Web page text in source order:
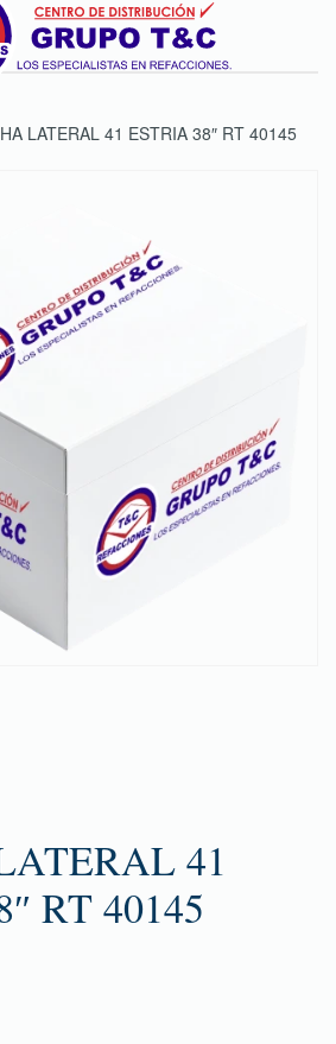
LATERAL 41 ESTRIA 38″ RT 40145
41
RT 40145